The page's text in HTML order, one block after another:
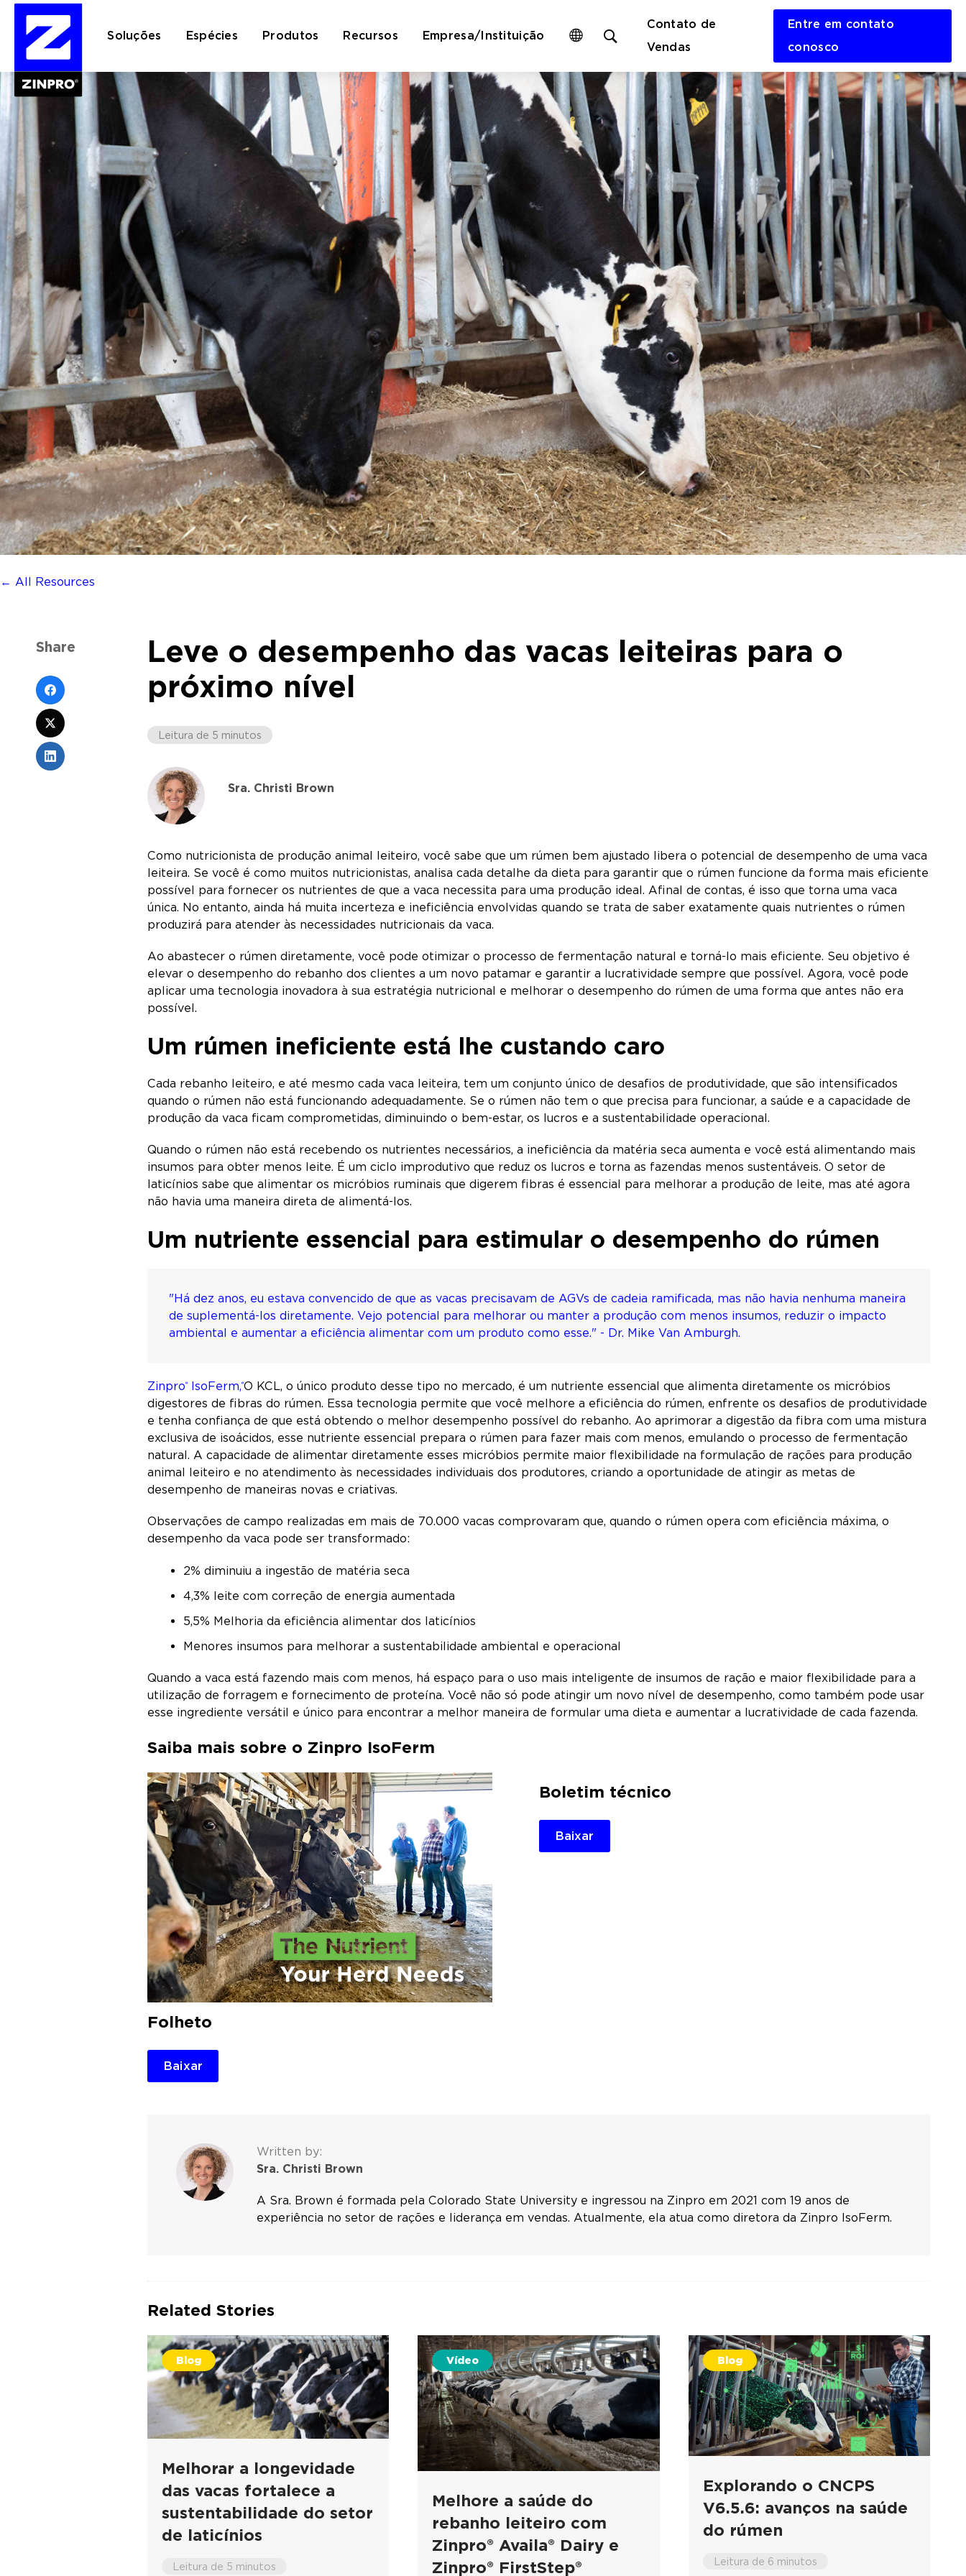
Soluções Espécies Produtos Recursos Empresa/Instituição
search
form
Contato de
Vendas
Entre em contato
conosco
Pesquisar
← All Resources
Leve o desempenho das vacas leiteiras para o
próximo nível
Leitura de 5 minutos
Sra. Christi Brown
Como nutricionista de produção animal leiteiro, você sabe que um rúmen bem ajustado libera o potencial de desempenho de uma vaca
leiteira. Se você é como muitos nutricionistas, analisa cada detalhe da dieta para garantir que o rúmen funcione da forma mais eficiente
possível para fornecer os nutrientes de que a vaca necessita para uma produção ideal. Afinal de contas, é isso que torna uma vaca
única. No entanto, ainda há muita incerteza e ineficiência envolvidas quando se trata de saber exatamente quais nutrientes o rúmen
produzirá para atender às necessidades nutricionais da vaca.
Ao abastecer o rúmen diretamente, você pode otimizar o processo de fermentação natural e torná-lo mais eficiente. Seu objetivo é
elevar o desempenho do rebanho dos clientes a um novo patamar e garantir a lucratividade sempre que possível. Agora, você pode
aplicar uma tecnologia inovadora à sua estratégia nutricional e melhorar o desempenho do rúmen de uma forma que antes não era
possível.
Um rúmen ineficiente está lhe custando caro
Cada rebanho leiteiro, e até mesmo cada vaca leiteira, tem um conjunto único de desafios de produtividade, que são intensificados
quando o rúmen não está funcionando adequadamente. Se o rúmen não tem o que precisa para funcionar, a saúde e a capacidade de
produção da vaca ficam comprometidas, diminuindo o bem-estar, os lucros e a sustentabilidade operacional.
Quando o rúmen não está recebendo os nutrientes necessários, a ineficiência da matéria seca aumenta e você está alimentando mais
insumos para obter menos leite. É um ciclo improdutivo que reduz os lucros e torna as fazendas menos sustentáveis. O setor de
laticínios sabe que alimentar os micróbios ruminais que digerem fibras é essencial para melhorar a produção de leite, mas até agora
não havia uma maneira direta de alimentá-los.
Um nutriente essencial para estimular o desempenho do rúmen
"Há dez anos, eu estava convencido de que as vacas precisavam de AGVs de cadeia ramificada, mas não havia nenhuma maneira
de suplementá-los diretamente. Vejo potencial para melhorar ou manter a produção com menos insumos, reduzir o impacto
ambiental e aumentar a eficiência alimentar com um produto como esse." - Dr. Mike Van Amburgh.
Zinpro® IsoFerm,®O KCL, o único produto desse tipo no mercado, é um nutriente essencial que alimenta diretamente os micróbios
digestores de fibras do rúmen. Essa tecnologia permite que você melhore a eficiência do rúmen, enfrente os desafios de produtividade
e tenha confiança de que está obtendo o melhor desempenho possível do rebanho. Ao aprimorar a digestão da fibra com uma mistura
exclusiva de isoácidos, esse nutriente essencial prepara o rúmen para fazer mais com menos, emulando o processo de fermentação
natural. A capacidade de alimentar diretamente esses micróbios permite maior flexibilidade na formulação de rações para produção
animal leiteiro e no atendimento às necessidades individuais dos produtores, criando a oportunidade de atingir as metas de
desempenho de maneiras novas e criativas.
Observações de campo realizadas em mais de 70.000 vacas comprovaram que, quando o rúmen opera com eficiência máxima, o
desempenho da vaca pode ser transformado:
2% diminuiu a ingestão de matéria seca
4,3% leite com correção de energia aumentada
5,5% Melhoria da eficiência alimentar dos laticínios
Menores insumos para melhorar a sustentabilidade ambiental e operacional
Quando a vaca está fazendo mais com menos, há espaço para o uso mais inteligente de insumos de ração e maior flexibilidade para a
utilização de forragem e fornecimento de proteína. Você não só pode atingir um novo nível de desempenho, como também pode usar
esse ingrediente versátil e único para encontrar a melhor maneira de formular uma dieta e aumentar a lucratividade de cada fazenda.
Saiba mais sobre o Zinpro IsoFerm
Folheto
Baixar
Boletim técnico
Baixar
Written by:
Sra. Christi Brown
A Sra. Brown é formada pela Colorado State University e ingressou na Zinpro em 2021 com 19 anos de
experiência no setor de rações e liderança em vendas. Atualmente, ela atua como diretora da Zinpro IsoFerm.
Related Stories
Blog
Melhorar a longevidade
das vacas fortalece a
sustentabilidade do setor
de laticínios
Leitura de 5 minutos
Vídeo
Melhore a saúde do
rebanho leiteiro com
Zinpro® Availa® Dairy e
Zinpro® FirstStep®
Blog
Explorando o CNCPS
V6.5.6: avanços na saúde
do rúmen
Leitura de 6 minutos
Share